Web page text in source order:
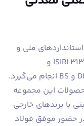
استانداردهای ملی و
بین‌المللی معتبر از جمله استاندارد ملی ISIRI 3132 و
استانداردهای جهانی نظیر DIN، GIS، ASTM و BS انجام می‌گیرد.
این مجموعه
با برندهای خارجی
حضور موفق فولاد